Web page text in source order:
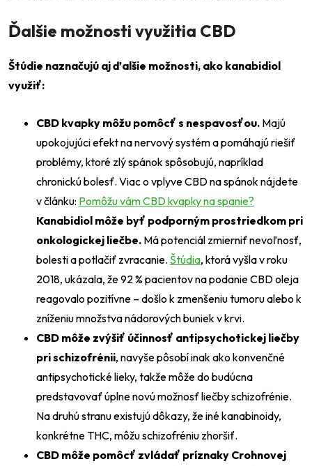
Ďalšie možnosti využitia CBD
Štúdie naznačujú aj ďalšie možnosti, ako kanabidiol
využiť:
CBD kvapky môžu pomôcť s nespavosťou. Majú
upokojujúci efekt na nervový systém a pomáhajú riešiť
problémy, ktoré zlý spánok spôsobujú, napríklad
chronickú bolesť. Viac o vplyve CBD na spánok nájdete
v článku: Pomôžu vám CBD kvapky na spanie?
Kanabidiol môže byť podporným prostriedkom pri
onkologickej liečbe. Má potenciál zmierniť nevoľnosť,
bolesti a potlačiť zvracanie. Štúdia, ktorá vyšla v roku
2018, ukázala, že 92 % pacientov na podanie CBD oleja
reagovalo pozitívne – došlo k zmenšeniu tumoru alebo k
zníženiu množstva nádorových buniek v krvi.
CBD môže zvýšiť účinnosť antipsychotickej liečby
pri schizofrénii, navyše pôsobí inak ako konvenčné
antipsychotické lieky, takže môže do budúcna
predstavovať úplne novú možnosť liečby schizofrénie.
Na druhú stranu existujú dôkazy, že iné kanabinoidy,
konkrétne THC, môžu schizofréniu zhoršiť.
CBD môže pomôcť zvládať príznaky Crohnovej